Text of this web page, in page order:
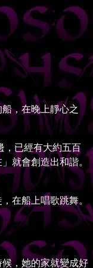
，在晚上靜心之
已經有大約五百
就會創造出和諧。
在船上唱歌跳舞。
，她的家就變成好